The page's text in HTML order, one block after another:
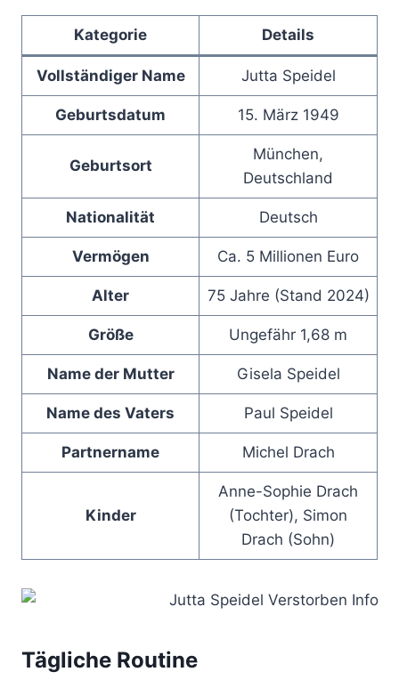
Kategorie Details
Vollständiger Name Jutta Speidel
Geburtsdatum 15. März 1949
Geburtsort
München,
Deutschland
Nationalität Deutsch
Vermögen Ca. 5 Millionen Euro
Alter 75 Jahre (Stand 2024)
Größe Ungefähr 1,68 m
Name der Mutter Gisela Speidel
Name des Vaters Paul Speidel
Partnername Michel Drach
Kinder
Anne-Sophie Drach
(Tochter), Simon
Drach (Sohn)
Tägliche Routine